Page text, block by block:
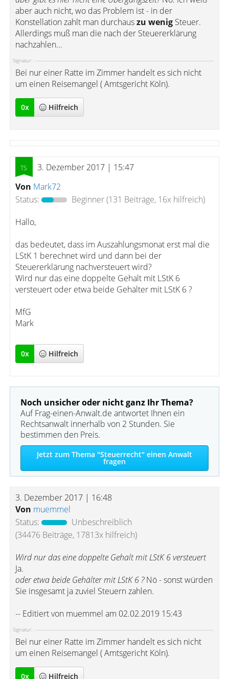
aber auch nicht, wo das Problem ist - in der
Konstellation zahlt man durchauszu wenigSteuer.
Allerdings muß man die nach der Steuererklärung
nachzahlen...
Signatur:
Bei nur einer Ratte im Zimmer handelt es sich nicht
um einen Reisemangel ( Amtsgericht Köln).
0x Hilfreich
3. Dezember 2017 | 15:47
Von Mark72
Status:
Beginner(131 Beiträge, 16x hilfreich)
Hallo,
das bedeutet, dass im Auszahlungsmonat erst mal die
LStK 1 berechnet wird und dann bei der
Steuererklärung nachversteuert wird?
Wird nur das eine doppelte Gehalt mit LStK 6
versteuert oder etwa beide Gehälter mit LStK 6 ?
MfG
Mark
0x Hilfreich
Noch unsicher oder nicht ganz Ihr Thema?
Auf Frag-einen-Anwalt.de antwortet Ihnen ein
Rechtsanwalt innerhalb von 2 Stunden. Sie
bestimmen den Preis.
Jetzt zum Thema "Steuerrecht" einen Anwalt
fragen
3. Dezember 2017 | 16:48
Von muemmel
Status:
Unbeschreiblich
(34476 Beiträge, 17813x hilfreich)
Wird nur das eine doppelte Gehalt mit LStK 6 versteuert
Ja.
oder etwa beide Gehälter mit LStK 6 ?Nö - sonst würden
Sie insgesamt ja zuviel Steuern zahlen.
-- Editiert von muemmel am 02.02.2019 15:43
Signatur:
Bei nur einer Ratte im Zimmer handelt es sich nicht
um einen Reisemangel ( Amtsgericht Köln).
0x Hilfreich